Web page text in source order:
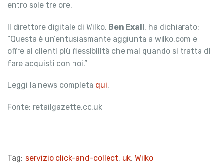
entro sole tre ore.
Il direttore digitale di Wilko, Ben Exall , ha dichiarato:
“Questa è un’entusiasmante aggiunta a wilko.com e
offre ai clienti più flessibilità che mai quando si tratta di
fare acquisti con noi.”
Leggi la news completa qui.
Fonte: retailgazette.co.uk
Tag: servizio click-and-collect, uk, Wilko